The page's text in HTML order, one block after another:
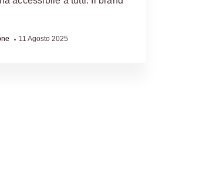
11 Agosto 2025